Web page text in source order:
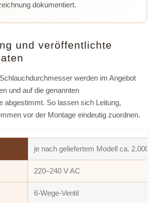
dokumentiert.
und veröffentlichte
werden im Angebot
und auf die genannten
abgestimmt. So lassen sich Leitung,
vor der Montage eindeutig zuordnen.
je nach geliefertem Modell ca.
220–240 V AC
6-Wege-Ventil